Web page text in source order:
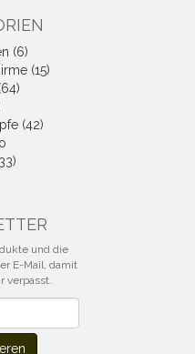
(6)
(15)
(42)
und die
E-Mail, damit
verpasst.